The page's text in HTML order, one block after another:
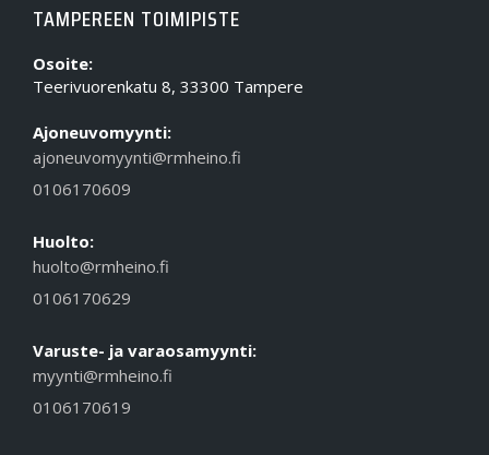
TAMPEREEN TOIMIPISTE
Osoite:
Teerivuorenkatu 8, 33300 Tampere
Ajoneuvomyynti:
ajoneuvomyynti@rmheino.fi
0106170609
Huolto:
huolto@rmheino.fi
0106170629
Varuste- ja varaosamyynti:
myynti@rmheino.fi
0106170619